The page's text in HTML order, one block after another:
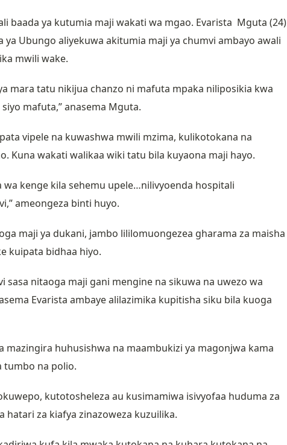
baada ya kutumia maji wakati wa mgao. Evarista Mguta (24)
ya Ubungo aliyekuwa akitumia maji ya chumvi ambayo awali
mwili wake.
mara tatu nikijua chanzo ni mafuta mpaka niliposikia kwa
mafuta,” anasema Mguta.
vipele na kuwashwa mwili mzima, kulikotokana na
Kuna wakati walikaa wiki tatu bila kuyaona maji hayo.
kenge kila sehemu upele…nilivyoenda hospitali
ameongeza binti huyo.
maji ya dukani, jambo lililomuongezea gharama za maisha
kuipata bidhaa hiyo.
nitaoga maji gani mengine na sikuwa na uwezo wa
Evarista ambaye alilazimika kupitisha siku bila kuoga
mazingira huhusishwa na maambukizi ya magonjwa kama
tumbo na polio.
kutotosheleza au kusimamiwa isivyofaa huduma za
za kiafya zinazoweza kuzuilika.